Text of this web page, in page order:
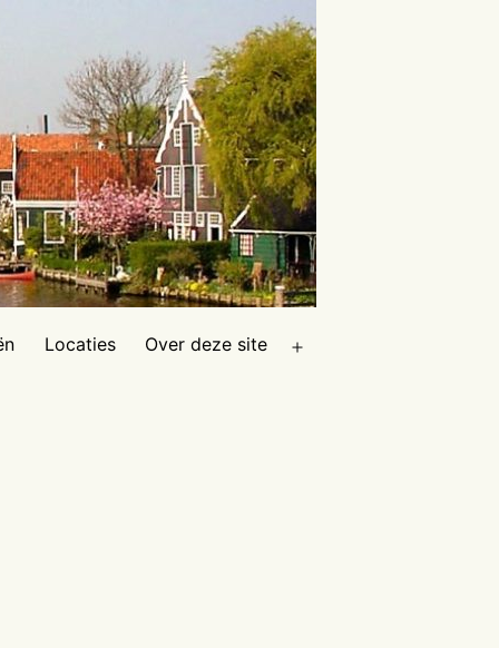
Locaties Over deze site